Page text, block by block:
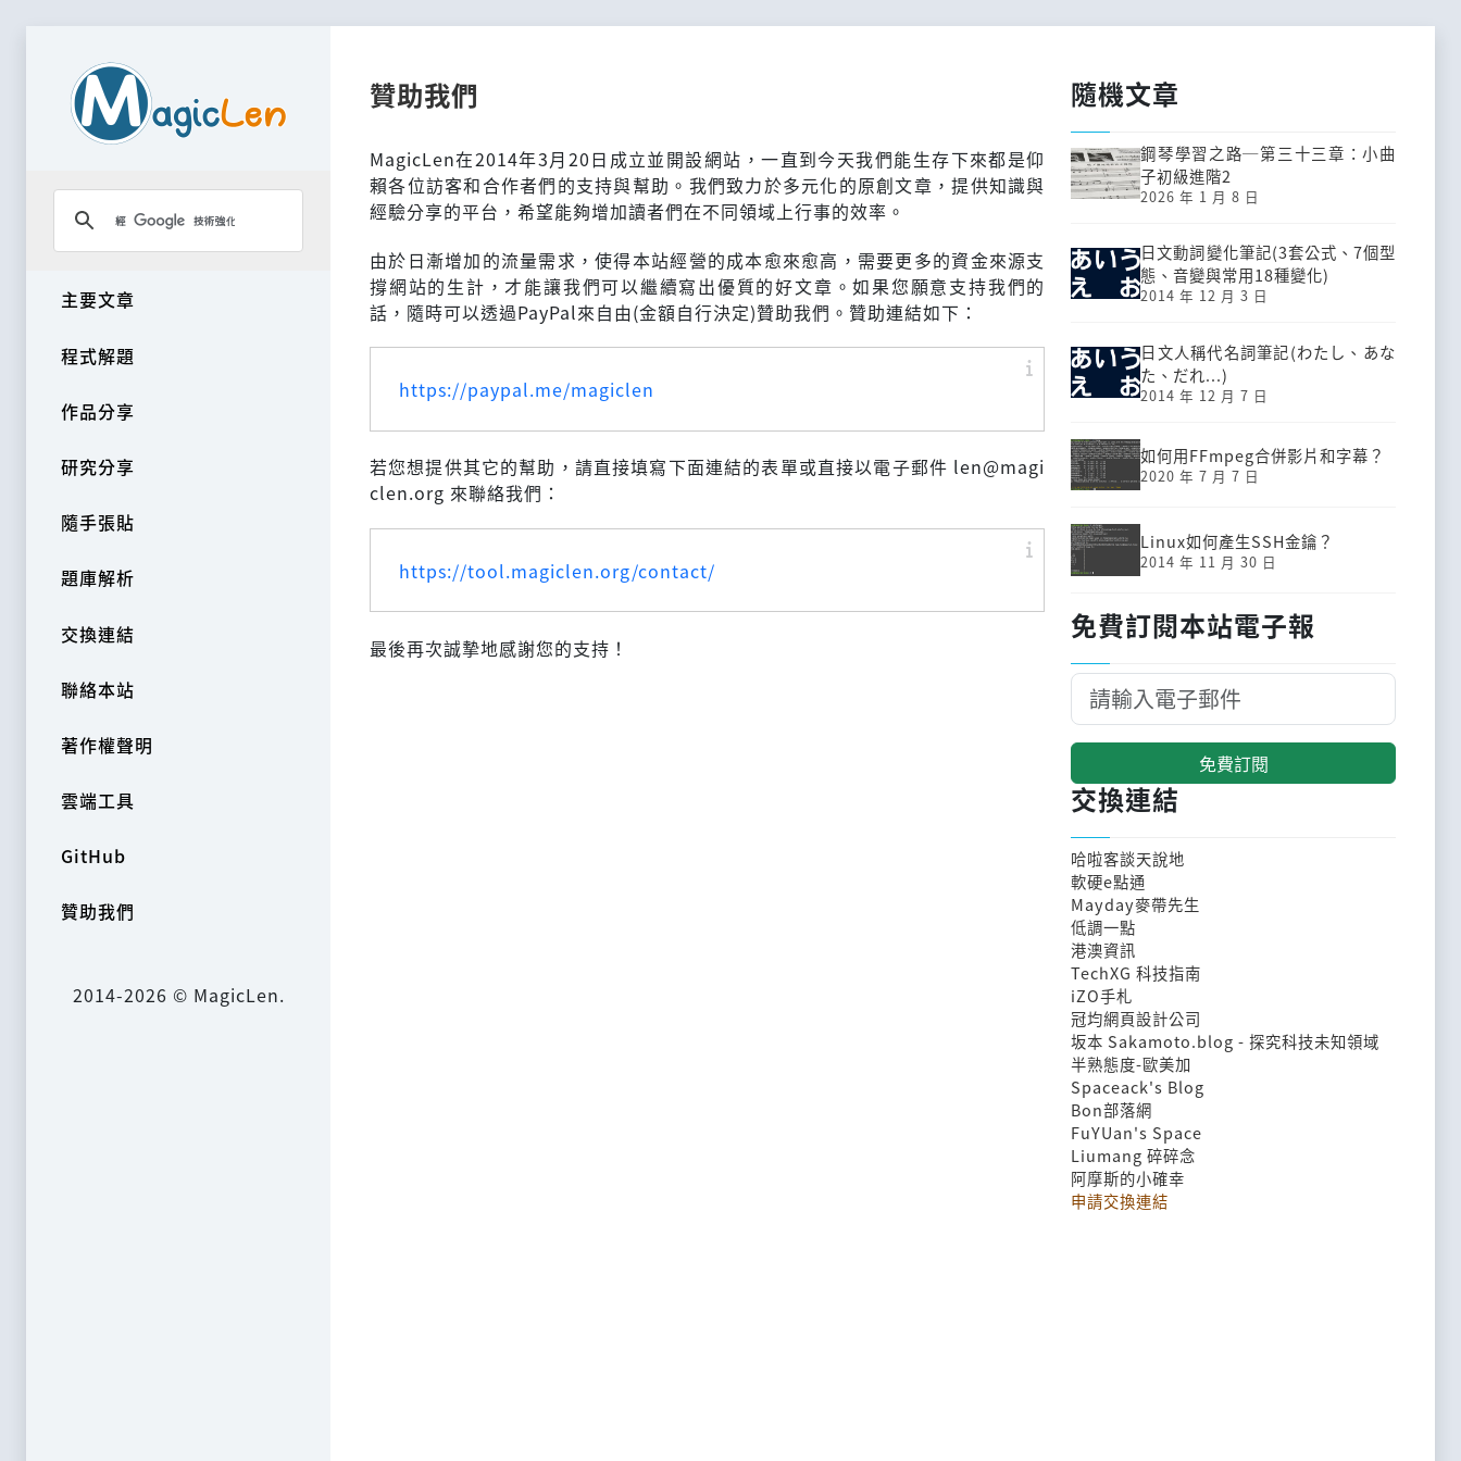
主要文章
程式解題
作品分享
研究分享
隨手張貼
題庫解析
交換連結
聯絡本站
著作權聲明
雲端工具
GitHub
贊助我們
2014-2026 © MagicLen.
贊助我們
MagicLen在2014年3月20日成立並開設網站，一直到今天我們能生存下來都是仰
賴各位訪客和合作者們的支持與幫助。我們致力於多元化的原創文章，提供知識與
經驗分享的平台，希望能夠增加讀者們在不同領域上行事的效率。
由於日漸增加的流量需求，使得本站經營的成本愈來愈高，需要更多的資金來源支
撐網站的生計，才能讓我們可以繼續寫出優質的好文章。如果您願意支持我們的
話，隨時可以透過PayPal來自由(金額自行決定)贊助我們。贊助連結如下：
https://paypal.me/magiclen
若您想提供其它的幫助，請直接填寫下面連結的表單或直接以電子郵件 len@magi
clen.org 來聯絡我們：
https://tool.magiclen.org/contact/
最後再次誠摯地感謝您的支持！
隨機文章
鋼琴學習之路─第三十三章：小曲
子初級進階2
2026 年 1 月 8 日
日文動詞變化筆記(3套公式、7個型
態、音變與常用18種變化)
2014 年 12 月 3 日
日文人稱代名詞筆記(わたし、あな
た、だれ...)
2014 年 12 月 7 日
如何用FFmpeg合併影片和字幕？
2020 年 7 月 7 日
Linux如何產生SSH金鑰？
2014 年 11 月 30 日
免費訂閱本站電子報
免費訂閱
交換連結
哈啦客談天說地
軟硬e點通
Mayday麥帶先生
低調一點
港澳資訊
TechXG 科技指南
iZO手札
冠均網頁設計公司
坂本 Sakamoto.blog - 探究科技未知領域
半熟態度-歐美加
Spaceack's Blog
Bon部落網
FuYUan's Space
Liumang 碎碎念
阿摩斯的小確幸
申請交換連結